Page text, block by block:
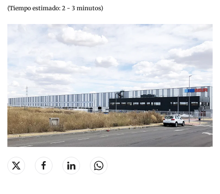
(Tiempo estimado: 2 - 3 minutos)